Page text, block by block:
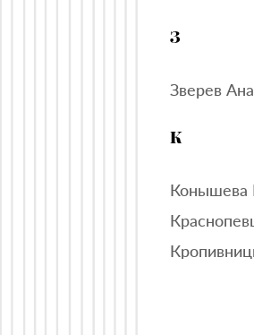
З
Зверев
К
Конышева